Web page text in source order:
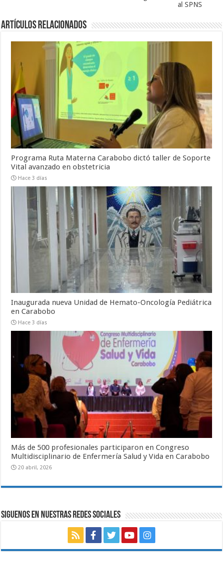
al SPNS
Artículos relacionados
Programa Ruta Materna Carabobo dictó taller de Soporte
Vital avanzado en obstetricia
Hace 3 días
Inaugurada nueva Unidad de Hemato-Oncología Pediátrica
en Carabobo
Hace 3 días
Más de 500 profesionales participaron en Congreso
Multidisciplinario de Enfermería Salud y Vida en Carabobo
20 abril, 2026
SIGUENOS EN NUESTRAS REDES SOCIALES